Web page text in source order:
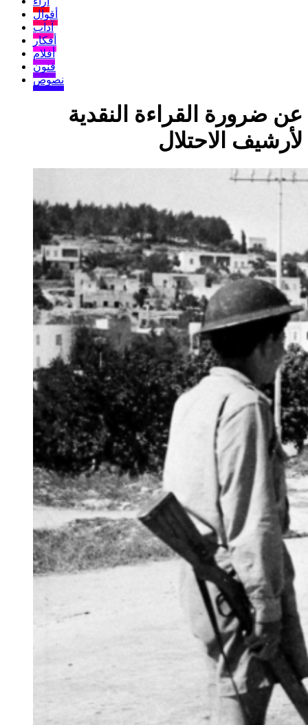
أقوال
آداب
أفكار
أفلام
فنون
نصوص
عن ضرورة القراءة النقدية
لأرشيف الاحتلال